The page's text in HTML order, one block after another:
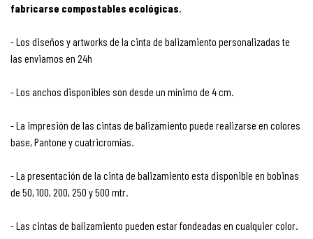
fabricarse compostables ecológicas
- Los diseños y artworks de la cinta de balizamiento personalizadas te
las enviamos en 24h
- Los anchos disponibles son desde un mínimo de 4 cm.
- La impresión de las cintas de balizamiento puede realizarse en colores
base, Pantone y cuatricromías.
- La presentación de la cinta de balizamiento esta disponible en bobinas
de 50, 100, 200, 250 y 500 mtr.
- Las cintas de balizamiento pueden estar fondeadas en cualquier color.